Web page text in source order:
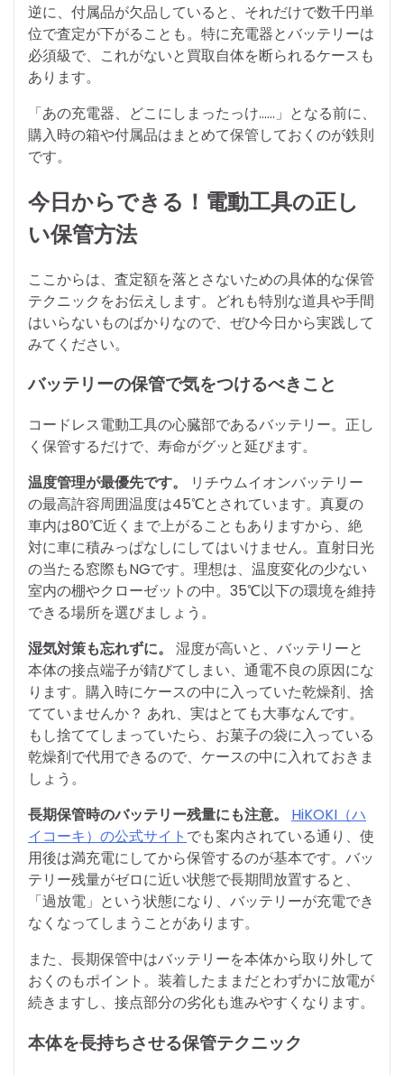
逆に、付属品が欠品していると、それだけで数千円単
位で査定が下がることも。特に充電器とバッテリーは
必須級で、これがないと買取自体を断られるケースも
あります。
「あの充電器、どこにしまったっけ……」となる前に、
購入時の箱や付属品はまとめて保管しておくのが鉄則
です。
今日からできる！電動工具の正し
い保管方法
ここからは、査定額を落とさないための具体的な保管
テクニックをお伝えします。どれも特別な道具や手間
はいらないものばかりなので、ぜひ今日から実践して
みてください。
バッテリーの保管で気をつけるべきこと
コードレス電動工具の心臓部であるバッテリー。正し
く保管するだけで、寿命がグッと延びます。
温度管理が最優先です。
リチウムイオンバッテリー
の最高許容周囲温度は45℃とされています。真夏の
車内は80℃近くまで上がることもありますから、絶
対に車に積みっぱなしにしてはいけません。直射日光
の当たる窓際もNGです。理想は、温度変化の少ない
室内の棚やクローゼットの中。35℃以下の環境を維持
できる場所を選びましょう。
湿気対策も忘れずに。
湿度が高いと、バッテリーと
本体の接点端子が錆びてしまい、通電不良の原因にな
ります。購入時にケースの中に入っていた乾燥剤、捨
てていませんか？ あれ、実はとても大事なんです。
もし捨ててしまっていたら、お菓子の袋に入っている
乾燥剤で代用できるので、ケースの中に入れておきま
しょう。
長期保管時のバッテリー残量にも注意。
HiKOKI（ハ
イコーキ）の公式サイト でも案内されている通り、使
用後は満充電にしてから保管するのが基本です。バッ
テリー残量がゼロに近い状態で長期間放置すると、
「過放電」という状態になり、バッテリーが充電でき
なくなってしまうことがあります。
また、長期保管中はバッテリーを本体から取り外して
おくのもポイント。装着したままだとわずかに放電が
続きますし、接点部分の劣化も進みやすくなります。
本体を長持ちさせる保管テクニック